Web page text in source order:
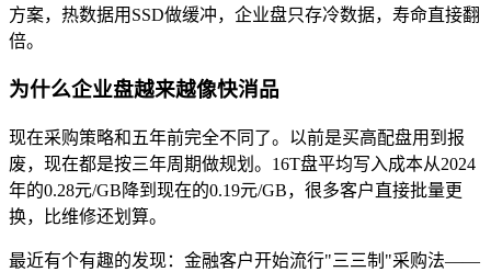
方案，热数据用SSD做缓冲，企业盘只存冷数据，寿命直接翻
倍。
为什么企业盘越来越像快消品
现在采购策略和五年前完全不同了。以前是买高配盘用到报
废，现在都是按三年周期做规划。16T盘平均写入成本从2024
年的0.28元/GB降到现在的0.19元/GB，很多客户直接批量更
换，比维修还划算。
最近有个有趣的发现：金融客户开始流行"三三制"采购法——